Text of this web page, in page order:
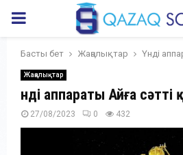
PRIMARY
MENU
Басты бет Жаңалықтар Үнді
Жаңалықтар
Үнді аппараты Айға
27/08/2023 0 432